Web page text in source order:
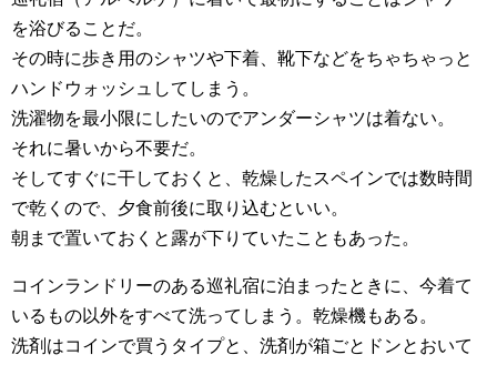
を浴びることだ。
その時に歩き用のシャツや下着、靴下などをちゃちゃっと
ハンドウォッシュしてしまう。
洗濯物を最小限にしたいのでアンダーシャツは着ない。
それに暑いから不要だ。
そしてすぐに干しておくと、乾燥したスペインでは数時間
で乾くので、夕食前後に取り込むといい。
朝まで置いておくと露が下りていたこともあった。
コインランドリーのある巡礼宿に泊まったときに、今着て
いるもの以外をすべて洗ってしまう。乾燥機もある。
洗剤はコインで買うタイプと、洗剤が箱ごとドンとおいて